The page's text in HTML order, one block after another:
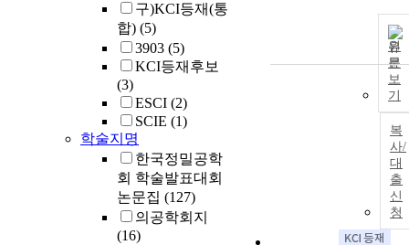
구)KCI등재(통
합) (5)
3903 (5)
KCI등재후보
(3)
ESCI (2)
SCIE (1)
학술지명
한국정밀공학
회 학술발표대회
논문집 (127)
의공학회지
(16)
원
문
보
기
복
사/
대
출
신
청